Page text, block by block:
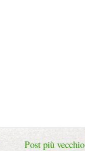
Post più vecchio